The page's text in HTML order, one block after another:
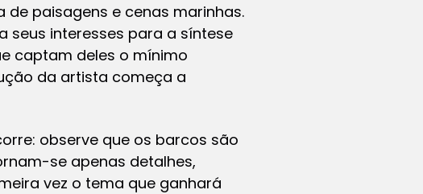
paisagens e cenas marinhas.
seus interesses para a síntese
captam deles o mínimo
da artista começa a
observe que os barcos são
se apenas detalhes,
vez o tema que ganhará